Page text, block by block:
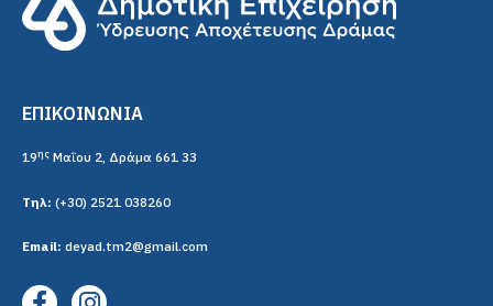
ΕΠΙΚΟΙΝΩΝΙΑ
19ης Μαΐου 2, Δράμα 661 33
Τηλ: (+30) 2521 038260
Email: deyad.tm2@gmail.com